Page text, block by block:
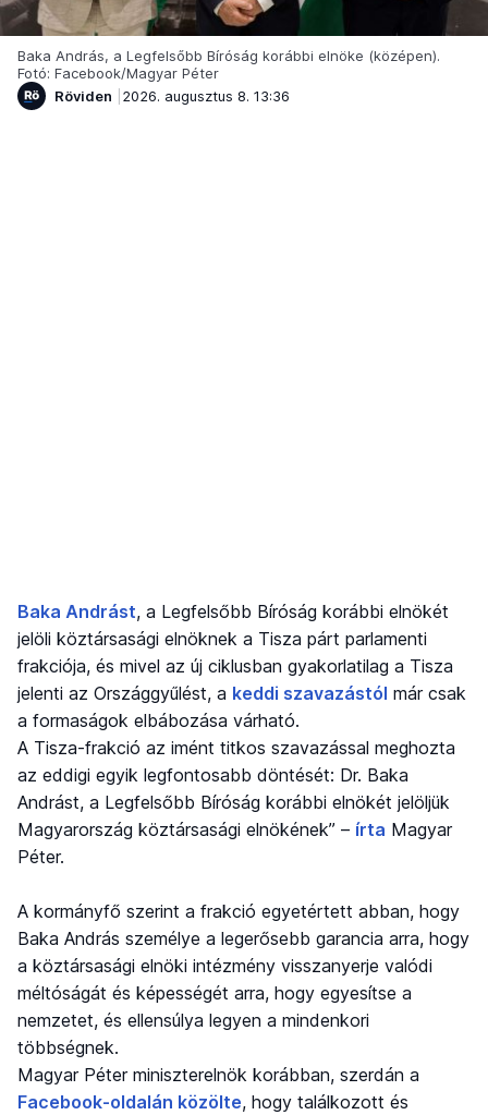
Baka András, a Legfelsőbb Bíróság korábbi elnöke (középen).
Fotó: Facebook/Magyar Péter
Röviden
2026. augusztus 8. 13:36
Baka Andrást, a Legfelsőbb Bíróság korábbi elnökét
jelöli köztársasági elnöknek a Tisza párt parlamenti
frakciója, és mivel az új ciklusban gyakorlatilag a Tisza
jelenti az Országgyűlést, a keddi szavazástól már csak
a formaságok elbábozása várható.
A Tisza-frakció az imént titkos szavazással meghozta
az eddigi egyik legfontosabb döntését: Dr. Baka
Andrást, a Legfelsőbb Bíróság korábbi elnökét jelöljük
Magyarország köztársasági elnökének” – írta Magyar
Péter.
A kormányfő szerint a frakció egyetértett abban, hogy
Baka András személye a legerősebb garancia arra, hogy
a köztársasági elnöki intézmény visszanyerje valódi
méltóságát és képességét arra, hogy egyesítse a
nemzetet, és ellensúlya legyen a mindenkori
többségnek.
Magyar Péter miniszterelnök korábban, szerdán a
Facebook-oldalán közölte, hogy találkozott és